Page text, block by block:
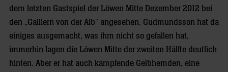
dem letzten Gastspiel der Löwen Mitte Dezember 2012 bei
den „Galliern von der Alb“ angesehen. Gudmundsson hat da
einiges ausgemacht, was ihm nicht so gefallen hat,
immerhin lagen die Löwen Mitte der zweiten Hälfte deutlich
hinten. Aber er hat auch kämpfende Gelbhemden, eine